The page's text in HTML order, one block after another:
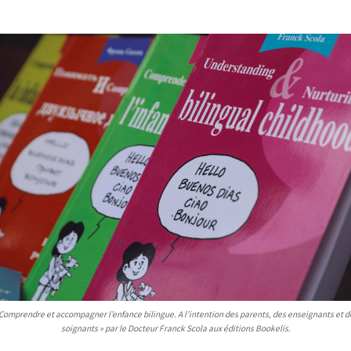
et accompagner l’enfance bilingue. A l’intention des parents, des enseignants et
soignants » par le Docteur Franck Scola aux éditions Bookelis.